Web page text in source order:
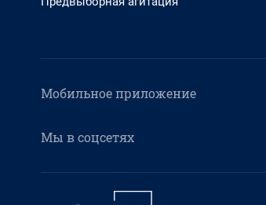
Мобильное приложение
Мы в соцсетях